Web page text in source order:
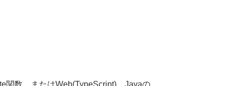
関数、またはWeb(TypeScript)、Javaの